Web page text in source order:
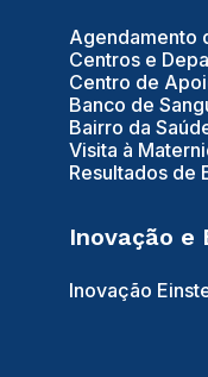
Agendamento
Centros e
Centro de
Banco de
Bairro da
Visita à
Resultados de
Inovação e
Inovação